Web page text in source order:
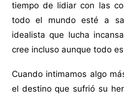
tiempo de lidiar con las
todo el mundo esté a
idealista que lucha
cree incluso aunque todo
Cuando intimamos algo
el destino que sufrió su